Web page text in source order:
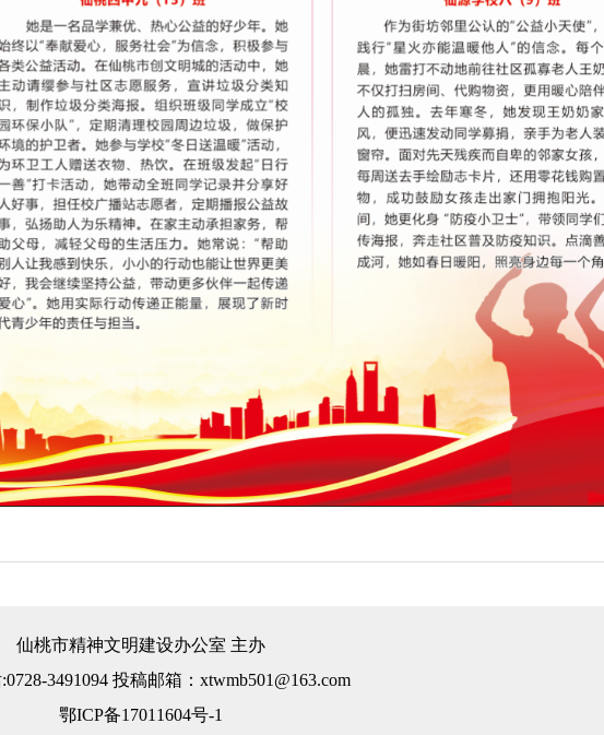
仙桃市精神文明建设办公室 主办
3491094 投稿邮箱：xtwmb501@163.com
鄂ICP备17011604号-1